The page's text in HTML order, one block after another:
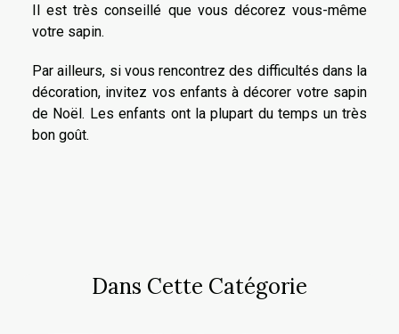
Il est très conseillé que vous décorez vous-même
votre sapin.
Par ailleurs, si vous rencontrez des difficultés dans la
décoration, invitez vos enfants à décorer votre sapin
de Noël. Les enfants ont la plupart du temps un très
bon goût.
Dans Cette Catégorie